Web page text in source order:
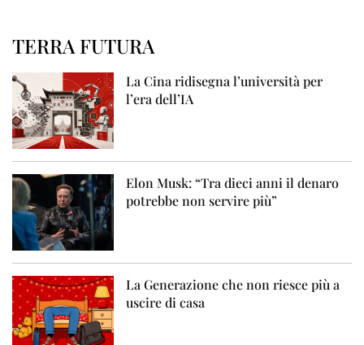
TERRA FUTURA
La Cina ridisegna l’università per
l’era dell’IA
Elon Musk: “Tra dieci anni il denaro
potrebbe non servire più”
La Generazione che non riesce più a
uscire di casa